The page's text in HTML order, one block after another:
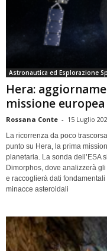
Astronautica ed Esplorazione
Hera:
missione
Rossana Conte - 15 Luglio
La ricorrenza da poco
punto su Hera, la prima
planetaria. La sonda dell’ESA
Dimorphos, dove analizzerà
e raccoglierà dati
minacce asteroidali